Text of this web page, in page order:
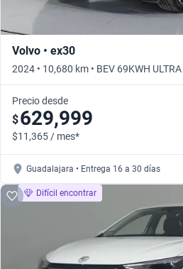
Volvo • ex30
2024 • 10,680 km • BEV 69KWH
Precio desde
$629,999
$11,365 / mes*
Guadalajara • Entrega 16 a 30 días
Difícil encontrar